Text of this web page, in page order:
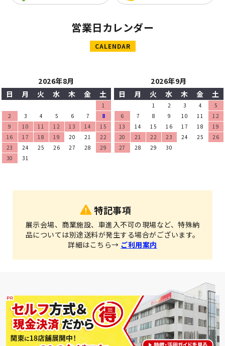
営業日カレンダー
CALENDAR
2026年8月
日
月 火 水 木 金 土
1
2
3 4 5 6 7
8
9
10 11 12 13 14
15
16
17 18 19 20 21
22
23
24 25 26 27 28
29
30
31
2026年9月
日
月 火 水 木 金 土
1 2 3 4
5
6
7 8 9 10 11
12
13
14 15 16 17 18
19
20
21 22 23 24 25
26
27
28 29 30
特記事項
展示会場、商業施設、車進入不可の現場など、特殊納
品については別途送料が発生する場合がございます。
詳細はこちら→ ご利用案内